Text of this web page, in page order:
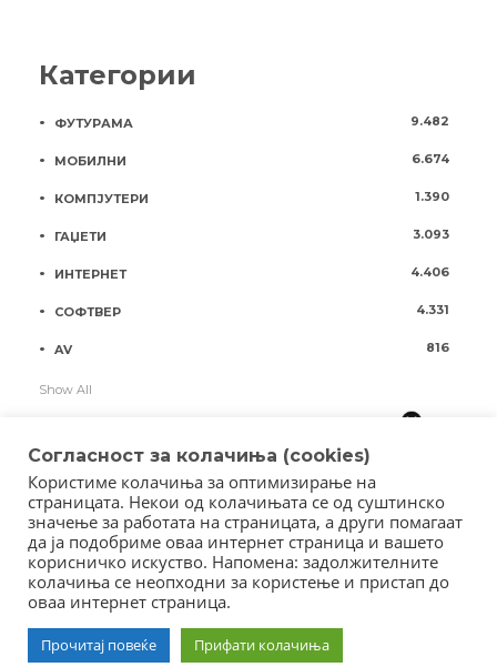
Категории
ФУТУРАМА 9.482
МОБИЛНИ 6.674
КОМПЈУТЕРИ 1.390
ГАЏЕТИ 3.093
ИНТЕРНЕТ 4.406
СОФТВЕР 4.331
AV 816
Show All
Copyright © 2018 - Member of IAB Macedonia
Member of Clip Media Group / 2017
Согласност за колачиња (cookies)
Користиме колачиња за оптимизирање на
страницата. Некои од колачињата се од суштинско
значење за работата на страницата, а други помагаат
да ја подобриме оваа интернет страница и вашето
корисничко искуство. Напомена: задолжителните
колачиња се неопходни за користење и пристап до
оваа интернет страница.
Прочитај повеќе Прифати колачиња